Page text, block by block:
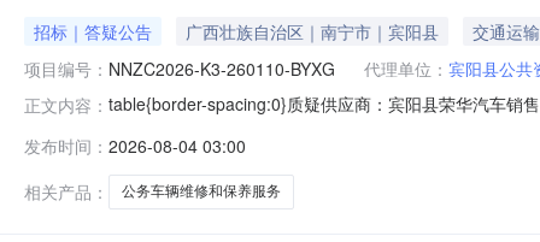
招标｜答疑公告 广西壮族自治区｜南宁市｜宾阳县
交通运输
项目编号： NNZC2026-K3-260110-BYXG 代理单位： 宾阳县公共
正文内容： table{border-spacing:0}质疑供应商：宾阳县荣华汽车销
质疑和投诉办法》（财政部令第94号）等法律法规相关
发布时间： 2026-08-04 03:00
相关产品：
公务车辆维修和保养服务